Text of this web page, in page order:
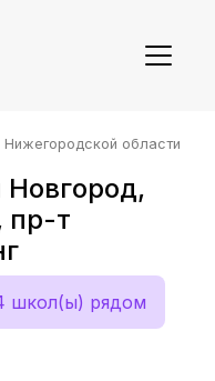
области
пр-т
школ(ы) рядом